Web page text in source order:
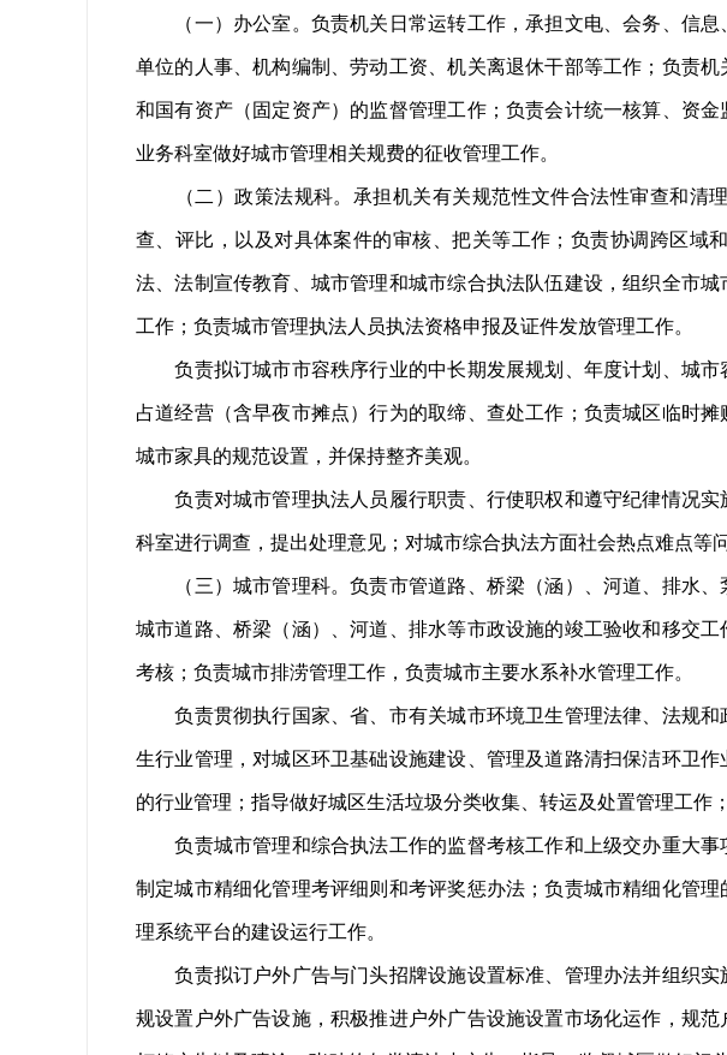
（一）办公室。负责机关日常运转工作，承担文电、会务 信息
单位的人事、机构编制、劳动工资、机关离退休干部等工作；负责
和国有资产（固定资产）的监督管理工作；负责会计统一核算、资
业务科室做好城市管理相关规费的征收管理工作。
（二）政策法规科。承担机关有关规范性文件合法性审查和清
查、评比，以及对具体案件的审核、把关等工作；负责协调跨区域
法、法制宣传教育、城市管理和城市综合执法队伍建设，组织全市
工作；负责城市管理执法人员执法资格申报及证件发放管理工作。
负责拟订城市市容秩序行业的中长期发展规划、年度计划、城市
占道经营（含早夜市摊点）行为的取缔、查处工作；负责城区临时
城市家具的规范设置，并保持整齐美观。
负责对城市管理执法人员履行职责、行使职权和遵守纪律情况实
科室进行调查，提出处理意见；对城市综合执法方面社会热点难点等
（三）城市管理科。负责市管道路、桥梁（涵）、河道、排水、
城市道路、桥梁（涵）、河道、排水等市政设施的竣工验收和移交
考核；负责城市排涝管理工作，负责城市主要水系补水管理工作。
负责贯彻执行国家、省、市有关城市环境卫生管理法律、法规和
生行业管理，对城区环卫基础设施建设、管理及道路清扫保洁环卫
的行业管理；指导做好城区生活垃圾分类收集、转运及处置管理工作
负责城市管理和综合执法工作的监督考核工作和上级交办重大事
制定城市精细化管理考评细则和考评奖惩办法；负责城市精细化管
理系统平台的建设运行工作。
负责拟订户外广告与门头招牌设施设置标准、管理办法并组织实
规设置户外广告设施，积极推进户外广告设施设置市场化运作，规